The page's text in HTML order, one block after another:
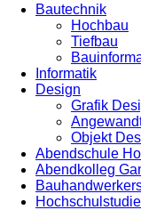
Bautechnik
Hochbau
Tiefbau
Informatik
Design
Grafik
Objekt
Abendschule
Abendkolleg